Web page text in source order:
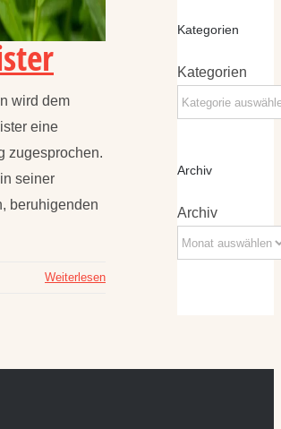
wird dem
eine
zugesprochen.
seiner
beruhigenden
Weiterlesen
Kategorien
Kategorien
Archiv
Archiv